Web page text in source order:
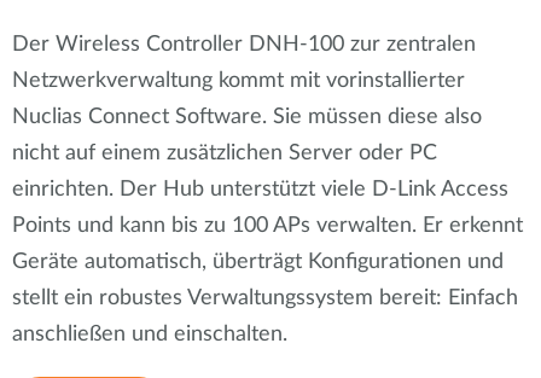
Der Wireless Controller DNH-100 zur zentralen
Netzwerkverwaltung kommt mit vorinstallierter
Nuclias Connect Software. Sie müssen diese also
nicht auf einem zusätzlichen Server oder PC
einrichten. Der Hub unterstützt viele D-Link Access
Points und kann bis zu 100 APs verwalten. Er erkennt
Geräte automatisch, überträgt Konfigurationen und
stellt ein robustes Verwaltungssystem bereit: Einfach
anschließen und einschalten.